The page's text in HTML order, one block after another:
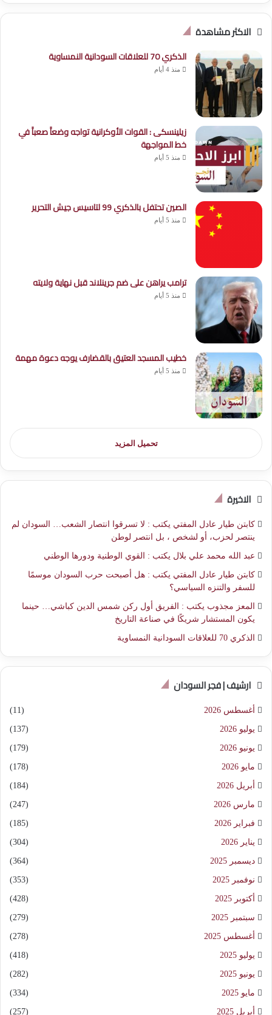
الاكثر مشاهدة
الذكري 70 للعلاقات السودانية النمساوية
منذ 4 أيام
زيلينسكى : القوات الأوكرانية تواجه وضعاََ صعباََ في
خط المواجهة
منذ 5 أيام
الصين تحتفل بالذكري 99 لتاسيس جيش التحرير
منذ 5 أيام
ترامب يراهن على ضم جرينلاند قبل نهاية ولايته
منذ 5 أيام
خطيب المسجد العتيق بالقضارف يوجه دعوة مهمة
منذ 5 أيام
تحميل المزيد
الاخيرة
كابتن طيار عادل المفتي يكتب : لا تسرقوا انتصار الشعب… السودان لم
ينتصر لحزب، أو لشخص ، بل انتصر لوطن
عبد الله محمد علي بلال يكتب : القوي الوطنية ودورها الوطني
كابتن طيار عادل المفتي يكتب : هل أصبحت حرب السودان موسمًا
للسفر والتنزه السياسي؟
المعز مجذوب يكتب : الفريق أول ركن شمس الدين كباشي… حينما
يكون المستشار شريكًا في صناعة التاريخ
الذكري 70 للعلاقات السودانية النمساوية
ارشيف | فجر السودان
أغسطس 2026 (11)
يوليو 2026 (137)
يونيو 2026 (179)
مايو 2026 (178)
أبريل 2026 (184)
مارس 2026 (247)
فبراير 2026 (185)
يناير 2026 (304)
ديسمبر 2025 (364)
نوفمبر 2025 (353)
أكتوبر 2025 (428)
سبتمبر 2025 (279)
أغسطس 2025 (278)
يوليو 2025 (418)
يونيو 2025 (282)
مايو 2025 (334)
أبريل 2025 (257)